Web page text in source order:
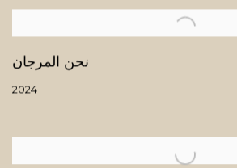
نحن المرجان
2024